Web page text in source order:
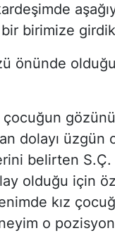
birimize
önünde
çocuğun
dolayı üzgün
belirten S.Ç.
olduğu için
kız
o